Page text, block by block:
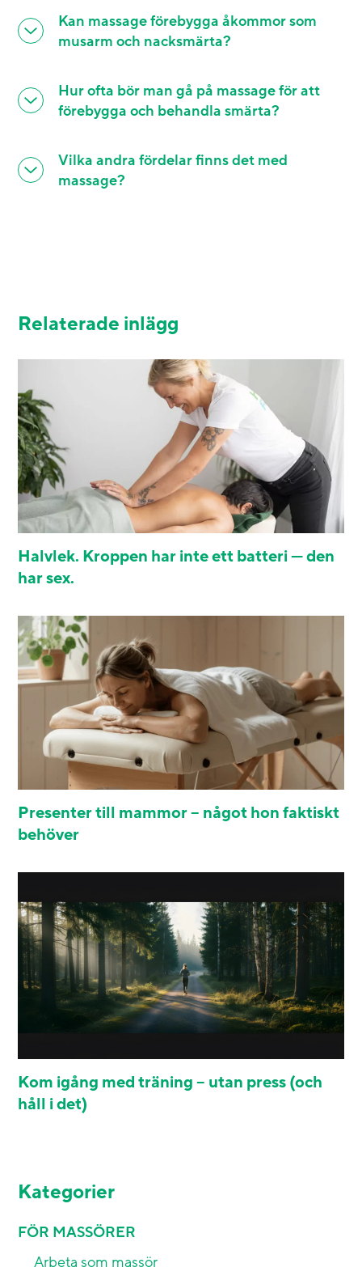
Kan massage förebygga åkommor som
musarm och nacksmärta?
Hur ofta bör man gå på massage för att
förebygga och behandla smärta?
Vilka andra fördelar finns det med
massage?
Relaterade inlägg
Halvlek. Kroppen har inte ett batteri — den
har sex.
Presenter till mammor – något hon faktiskt
behöver
Kom igång med träning – utan press (och
håll i det)
Kategorier
FÖR MASSÖRER
Arbeta som massör